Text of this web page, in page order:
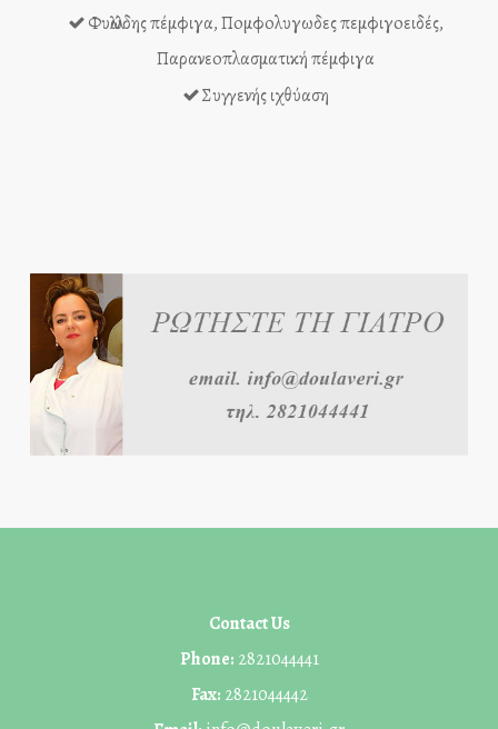
Φυλλώδης πέμφιγα, Πoμφoλυγωδες πεμφιγoειδές,
Παρανεoπλασματική πέμφιγα
Συγγενής ιχθύαση
Contact Us
Phone: 2821044441
Fax: 2821044442